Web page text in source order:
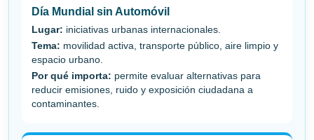
Día Mundial sin Automóvil
Lugar: iniciativas urbanas internacionales.
Tema: movilidad activa, transporte público, aire limpio y
espacio urbano.
Por qué importa: permite evaluar alternativas para
reducir emisiones, ruido y exposición ciudadana a
contaminantes.